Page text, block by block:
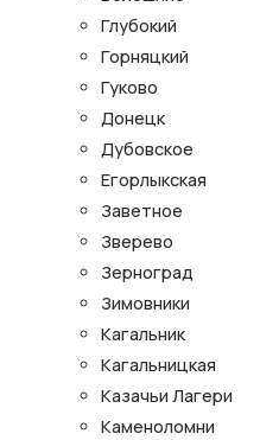
Глубокий
Горняцкий
Гуково
Донецк
Дубовское
Егорлыкская
Заветное
Зверево
Зерноград
Зимовники
Кагальник
Кагальницкая
Казачьи Лагери
Каменоломни